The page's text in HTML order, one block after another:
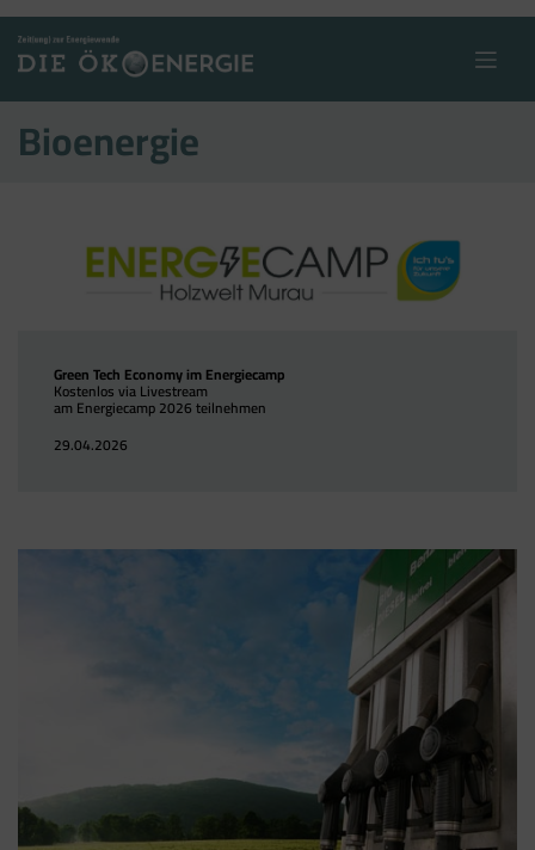
content
Bioenergie
Green Tech Economy im Energiecamp
Kostenlos via Livestream
am Energiecamp 2026 teilnehmen
29.04.2026